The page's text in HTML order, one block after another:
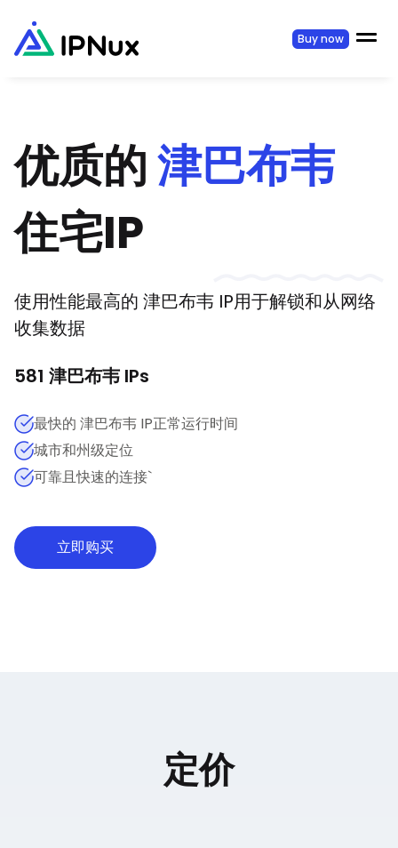
Buy now
优质的津巴布韦
住宅IP
使用性能最高的 津巴布韦 IP用于解锁和从网络
收集数据
581 津巴布韦 IPs
最快的 津巴布韦 IP正常运行时间
城市和州级定位
可靠且快速的连接`
立即购买
定价